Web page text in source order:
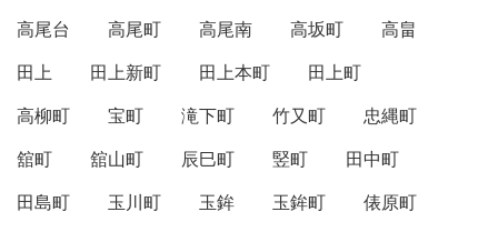
高尾台
高尾町 高尾南 高坂町
高畠
田上
田上新町 田上本町
田上町
高柳町
宝町 滝下町 竹又町
忠縄町
舘町
舘山町 辰巳町 竪町
田中町
田島町
玉川町 玉鉾 玉鉾町
俵原町